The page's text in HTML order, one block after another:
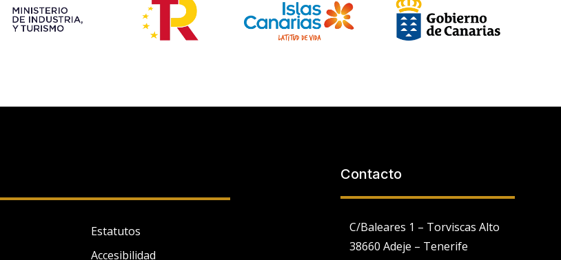
Estatutos
Accesibilidad
Contacto
C/Baleares 1 – Torviscas Alto
38660 Adeje – Tenerife